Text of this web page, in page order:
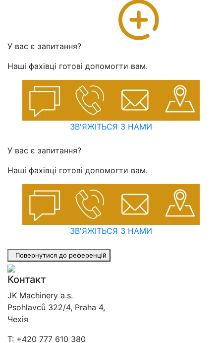
У вас є запитання?
Наші фахівці готові допомогти вам.
ЗВ'ЯЖІТЬСЯ З НАМИ
У вас є запитання?
Наші фахівці готові допомогти вам.
ЗВ'ЯЖІТЬСЯ З НАМИ
Повернутися до референцій
Контакт
JK Machinery a.s.
Psohlavců 322/4, Praha 4,
Чехія
T: +420 777 610 380